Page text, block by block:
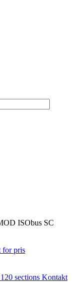
ISObus SC
for pris
sections Kontakt